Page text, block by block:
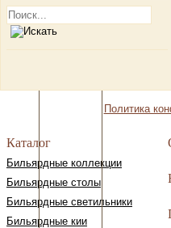
Политика
Каталог
Бильярдные коллекции
Бильярдные столы
Бильярдные светильники
Бильярдные кии